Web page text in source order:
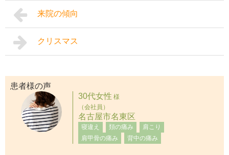
来院の傾向
クリスマス
患者様の声
30代女性 様
（会社員）
名古屋市名東区
寝違え 頚の痛み
肩こり
肩甲骨の痛み
背中の痛み